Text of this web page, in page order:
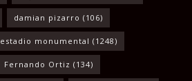
damian pizarro (106)
estadio monumental (1248)
Fernando Ortiz (134)